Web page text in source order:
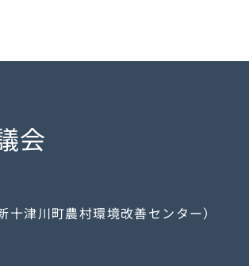
会
津川町農村環境改善センター）